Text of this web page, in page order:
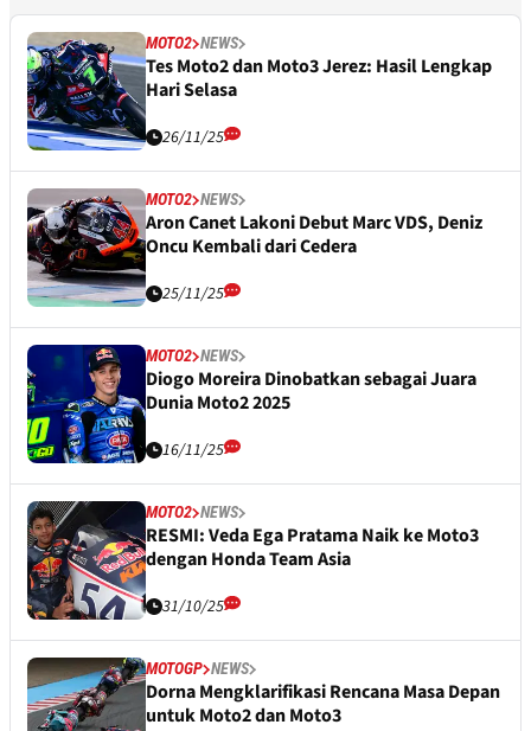
MOTO2 NEWS
Tes Moto2 dan Moto3 Jerez: Hasil Lengkap
Hari Selasa
26/11/25
MOTO2 NEWS
Aron Canet Lakoni Debut Marc VDS, Deniz
Oncu Kembali dari Cedera
25/11/25
MOTO2 NEWS
Diogo Moreira Dinobatkan sebagai Juara
Dunia Moto2 2025
16/11/25
MOTO2 NEWS
RESMI: Veda Ega Pratama Naik ke Moto3
dengan Honda Team Asia
31/10/25
MOTOGP NEWS
Dorna Mengklarifikasi Rencana Masa Depan
untuk Moto2 dan Moto3